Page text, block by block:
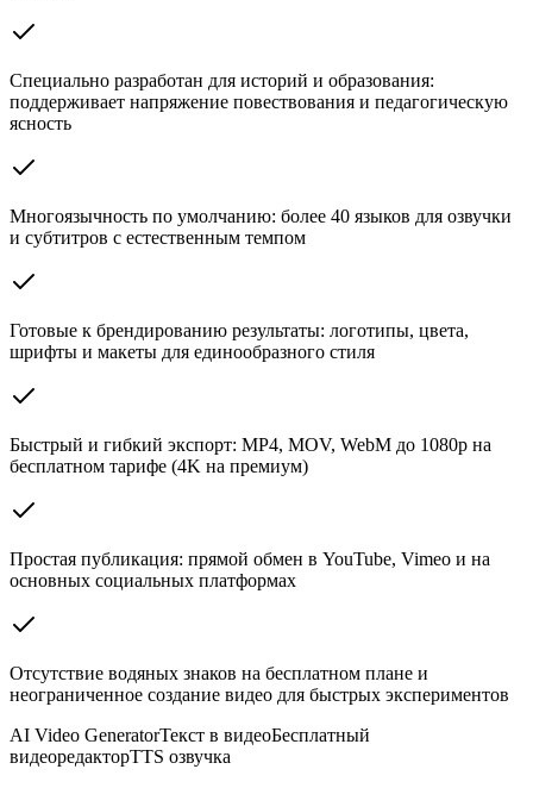
Специально разработан для историй и образования:
поддерживает напряжение повествования и педагогическую
ясность
Многоязычность по умолчанию: более 40 языков для озвучки
и субтитров с естественным темпом
Готовые к брендированию результаты: логотипы, цвета,
шрифты и макеты для единообразного стиля
Быстрый и гибкий экспорт: MP4, MOV, WebM до 1080p на
бесплатном тарифе (4K на премиум)
Простая публикация: прямой обмен в YouTube, Vimeo и на
основных социальных платформах
Отсутствие водяных знаков на бесплатном плане и
неограниченное создание видео для быстрых экспериментов
AI Video GeneratorТекст в видеоБесплатный
видеоредакторTTS озвучка